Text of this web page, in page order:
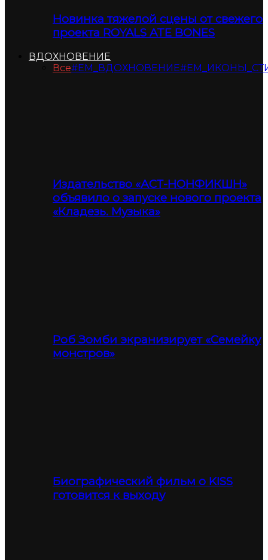
Новинка тяжелой сцены от свежего
проекта ROYALS ATE BONES
ВДОХНОВЕНИЕ
Все#ЕМ_ВДОХНОВЕНИЕ
Издательство «АСТ-НОНФИКШН»
объявило о запуске нового проекта
«Кладезь. Музыка»
Роб Зомби экранизирует «Семейку
монстров»
Биографический фильм о KISS
готовится к выходу